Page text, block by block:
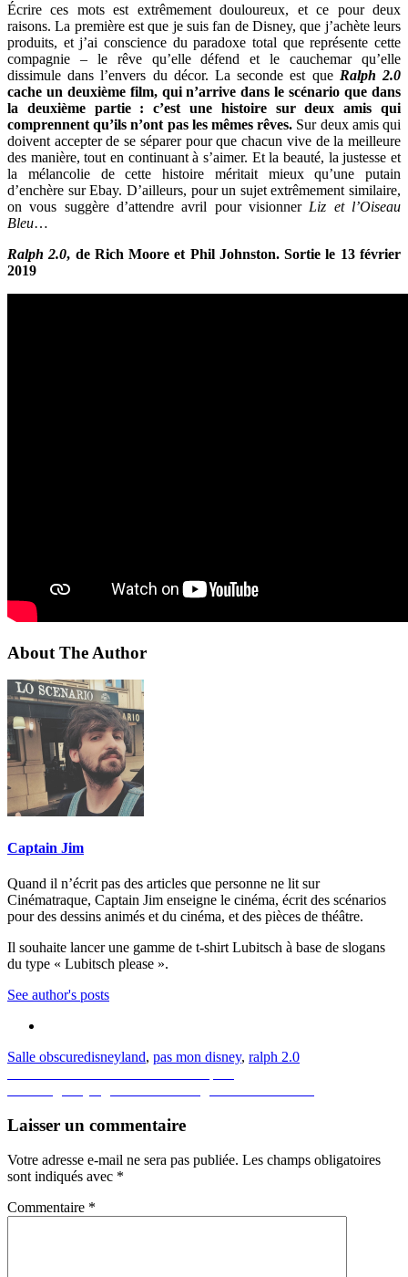
Écrire ces mots est extrêmement douloureux, et ce pour deux
raisons. La première est que je suis fan de Disney, que j’achète leurs
produits, et j’ai conscience du paradoxe total que représente cette
compagnie – le rêve qu’elle défend et le cauchemar qu’elle
dissimule dans l’envers du décor. La seconde est que Ralph 2.0
cache un deuxième film, qui n’arrive dans le scénario que dans
la deuxième partie : c’est une histoire sur deux amis qui
comprennent qu’ils n’ont pas les mêmes rêves. Sur deux amis qui
doivent accepter de se séparer pour que chacun vive de la meilleure
des manière, tout en continuant à s’aimer. Et la beauté, la justesse et
la mélancolie de cette histoire méritait mieux qu’une putain
d’enchère sur Ebay. D’ailleurs, pour un sujet extrêmement similaire,
on vous suggère d’attendre avril pour visionner Liz et l’Oiseau
Bleu…
Ralph 2.0, de Rich Moore et Phil Johnston. Sortie le 13 février
2019
About The Author
Captain Jim
Quand il n’écrit pas des articles que personne ne lit sur
Cinématraque, Captain Jim enseigne le cinéma, écrit des scénarios
pour des dessins animés et du cinéma, et des pièces de théâtre.
Il souhaite lancer une gamme de t-shirt Lubitsch à base de slogans
du type « Lubitsch please ».
See author's posts
Salle obscuredisneyland, pas mon disney, ralph 2.0
Navigation
de
l’article
Laisser un commentaire
Votre adresse e-mail ne sera pas publiée. Les champs obligatoires
sont indiqués avec *
Commentaire *